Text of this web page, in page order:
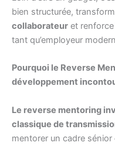
bien structurée,
collaborateur et renforce
tant qu’employeur
Pourquoi le Reverse
développement
Le reverse mentoring
classique de
mentorer un cadre